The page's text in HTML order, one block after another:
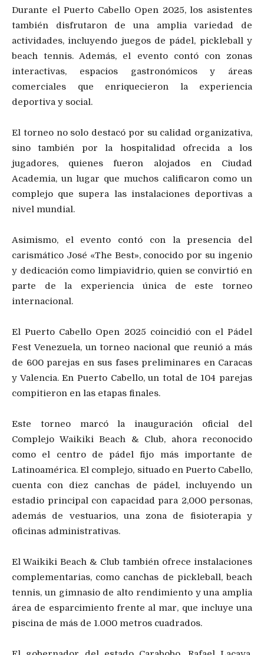
Durante el Puerto Cabello Open 2025, los asistentes
también disfrutaron de una amplia variedad de
actividades, incluyendo juegos de pádel, pickleball y
beach tennis. Además, el evento contó con zonas
interactivas, espacios gastronómicos y áreas
comerciales que enriquecieron la experiencia
deportiva y social.
El torneo no solo destacó por su calidad organizativa,
sino también por la hospitalidad ofrecida a los
jugadores, quienes fueron alojados en Ciudad
Academia, un lugar que muchos calificaron como un
complejo que supera las instalaciones deportivas a
nivel mundial.
Asimismo, el evento contó con la presencia del
carismático José «The Best», conocido por su ingenio
y dedicación como limpiavidrio, quien se convirtió en
parte de la experiencia única de este torneo
internacional.
El Puerto Cabello Open 2025 coincidió con el Pádel
Fest Venezuela, un torneo nacional que reunió a más
de 600 parejas en sus fases preliminares en Caracas
y Valencia. En Puerto Cabello, un total de 104 parejas
compitieron en las etapas finales.
Este torneo marcó la inauguración oficial del
Complejo Waikiki Beach & Club, ahora reconocido
como el centro de pádel fijo más importante de
Latinoamérica. El complejo, situado en Puerto Cabello,
cuenta con diez canchas de pádel, incluyendo un
estadio principal con capacidad para 2,000 personas,
además de vestuarios, una zona de fisioterapia y
oficinas administrativas.
El Waikiki Beach & Club también ofrece instalaciones
complementarias, como canchas de pickleball, beach
tennis, un gimnasio de alto rendimiento y una amplia
área de esparcimiento frente al mar, que incluye una
piscina de más de 1.000 metros cuadrados.